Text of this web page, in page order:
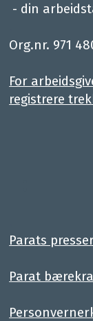
- din
Org.nr. 971
For
registrere
Parats
Parat